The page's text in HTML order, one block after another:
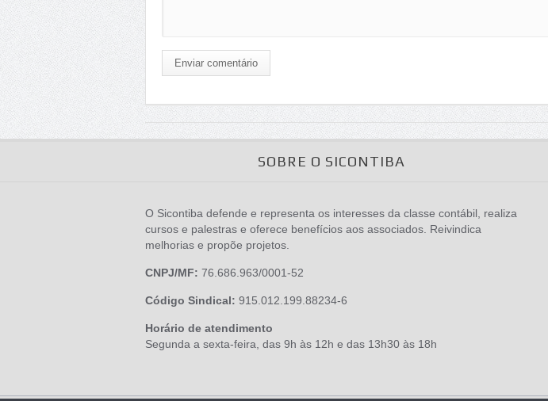
Enviar comentário
SOBRE O SICONTIBA
O Sicontiba defende e representa os interesses da classe contábil, realiza
cursos e palestras e oferece benefícios aos associados. Reivindica
melhorias e propõe projetos.
CNPJ/MF: 76.686.963/0001-52
Código Sindical: 915.012.199.88234-6
Horário de atendimento
Segunda a sexta-feira, das 9h às 12h e das 13h30 às 18h